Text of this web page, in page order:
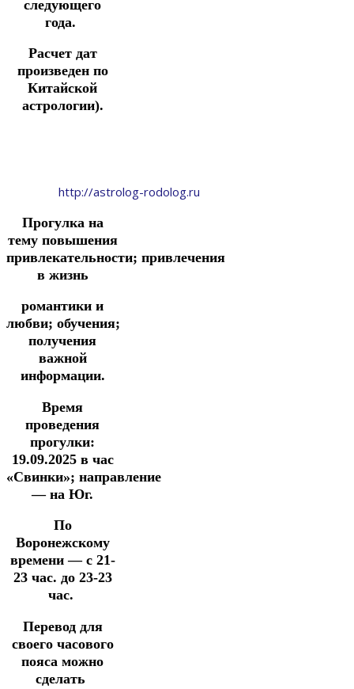
следующего
года.
Расчет дат
произведен по
Китайской
астрологии).
http://astrolog-rodolog.ru
Прогулка на
тему повышения
привлекательности; привлечения
в жизнь
романтики и
любви; обучения;
получения
важной
информации.
Время
проведения
прогулки:
19.09.2025в час
«Свинки»; направление
— на Юг.
По
Воронежскому
времени — с 21-
23 час. до 23-23
час.
Перевод для
своего часового
пояса можно
сделать